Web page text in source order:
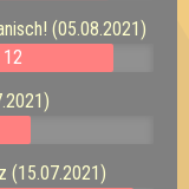
(05.08.2021)
12
(15.07.2021)